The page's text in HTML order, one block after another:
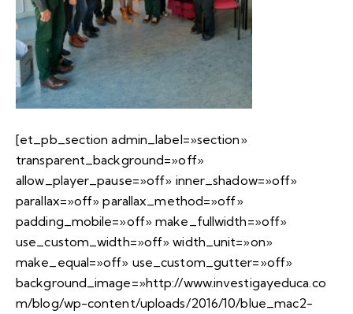
[et_pb_section admin_label=»section»
transparent_background=»off»
allow_player_pause=»off» inner_shadow=»off»
parallax=»off» parallax_method=»off»
padding_mobile=»off» make_fullwidth=»off»
use_custom_width=»off» width_unit=»on»
make_equal=»off» use_custom_gutter=»off»
background_image=»http://www.investigayeduca.co
m/blog/wp-content/uploads/2016/10/blue_mac2-